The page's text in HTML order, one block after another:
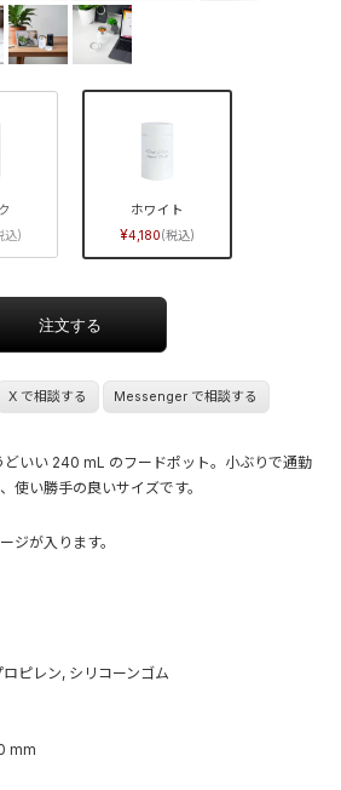
ホワイト
4,180
X で相談する Messenger で相談する
どいい 240 mL のフードポット。小ぶりで通勤
使い勝手の良いサイズです。
ジが入ります。
ピレン, シリコーンゴム
mm